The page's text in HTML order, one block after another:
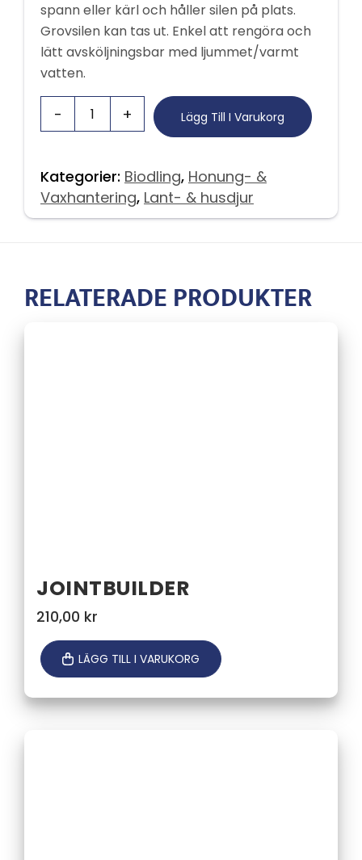
spann eller kärl och håller silen på plats.
Grovsilen kan tas ut. Enkel att rengöra och
lätt avsköljningsbar med ljummet/varmt
vatten.
Lägg Till I Varukorg
Kategorier: Biodling, Honung- &
Vaxhantering, Lant- & husdjur
RELATERADE PRODUKTER
JOINTBUILDER
210,00 kr
LÄGG TILL I VARUKORG